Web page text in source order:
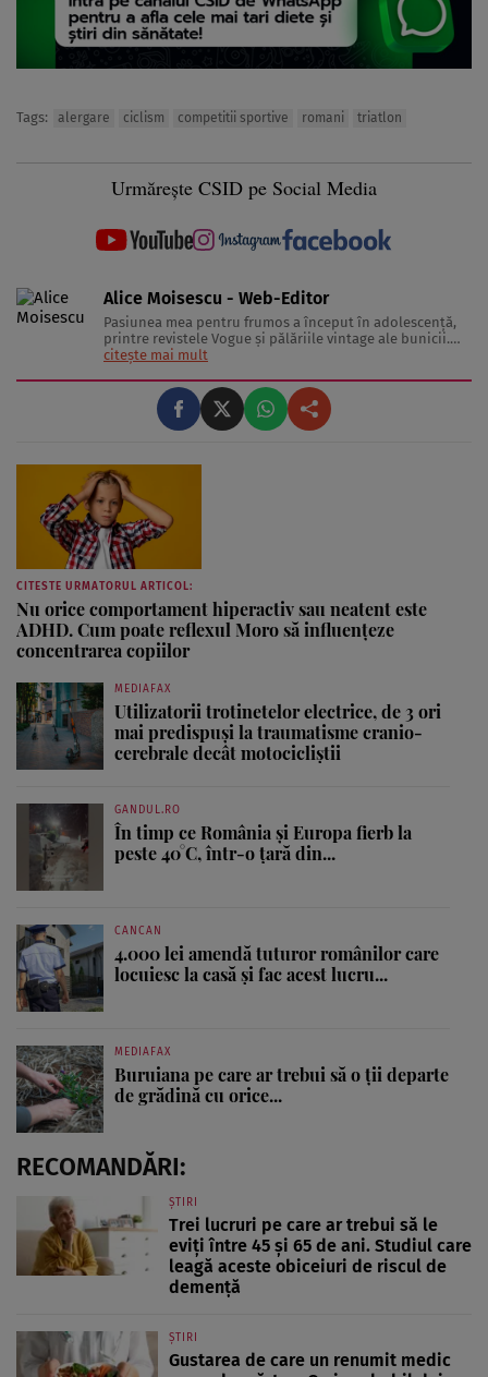
Tags: alergare ciclism competitii sportive romani triatlon
Urmărește CSID pe Social Media
Alice Moisescu - Web-Editor
Pasiunea mea pentru frumos a început în adolescență,
printre revistele Vogue și pălăriile vintage ale bunicii.
Astăzi, am transformat acea fascinație într-o misiune:
citește mai mult
CITESTE URMATORUL ARTICOL:
Nu orice comportament hiperactiv sau neatent este
ADHD. Cum poate reflexul Moro să influențeze
concentrarea copiilor
MEDIAFAX
Utilizatorii trotinetelor electrice, de 3 ori
mai predispuși la traumatisme cranio-
cerebrale decât motocicliștii
GANDUL.RO
În timp ce România și Europa fierb la
peste 40°C, într-o țară din...
CANCAN
4.000 lei amendă tuturor românilor care
locuiesc la casă și fac acest lucru...
MEDIAFAX
Buruiana pe care ar trebui să o ții departe
de grădină cu orice...
RECOMANDĂRI:
ȘTIRI
Trei lucruri pe care ar trebui să le
eviți între 45 și 65 de ani. Studiul care
leagă aceste obiceiuri de riscul de
demență
ȘTIRI
Gustarea de care un renumit medic